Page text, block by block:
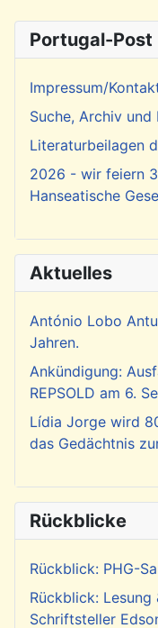
Portugal-Post
Impressum/
Suche, Archiv
Literaturbeilagen
2026 - wir feiern
Hanseatische
Aktuelles
António Lobo
Jahren.
Ankündigung:
REPSOLD am 6.
Lídia Jorge wird
das Gedächtnis
Rückblicke
Rückblick: PHG-
Rückblick:
Schriftsteller